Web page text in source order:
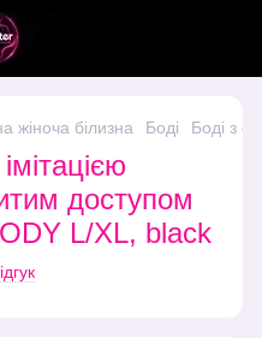
жіноча білизна Боді Боді з
доступом
L/XL, black